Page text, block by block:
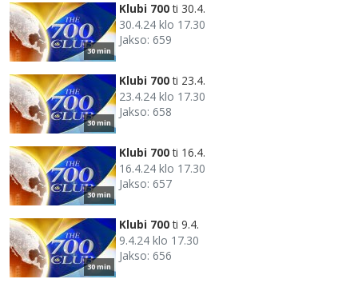
30 min
Klubi 700 ti 30.4.
30.4.24 klo 17.30
Jakso: 659
30 min
Klubi 700 ti 23.4.
23.4.24 klo 17.30
Jakso: 658
30 min
Klubi 700 ti 16.4.
16.4.24 klo 17.30
Jakso: 657
30 min
Klubi 700 ti 9.4.
9.4.24 klo 17.30
Jakso: 656